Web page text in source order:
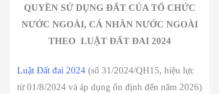
QUYỀN SỬ DỤNG ĐẤT CỦA TỔ CHỨC
NƯỚC NGOÀI, CÁ NHÂN NƯỚC NGOÀI
THEO LUẬT ĐẤT ĐAI 2024
Luật Đất đai 2024 (số 31/2024/QH15, hiệu lực
từ 01/8/2024 và áp dụng ổn định đến năm 2026)